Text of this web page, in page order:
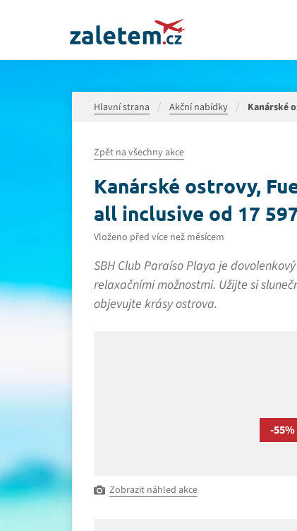
Hlavní strana Akční nabídky Kanárské
Zpět na všechny akce
Kanárské ostrovy,
all inclusive od 17
Vloženo před více než měsícem
SBH Club Paraíso Playa je
relaxačními možnostmi. Užijte si
objevujte krásy ostrova.
-55%
Zobrazit náhled akce